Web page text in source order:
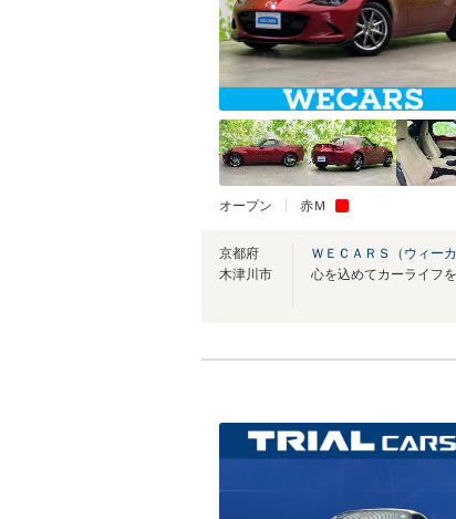
オープン 赤Ｍ
京都府
木津川市
ＷＥＣＡＲＳ（ウィー
心を込めてカーライフ